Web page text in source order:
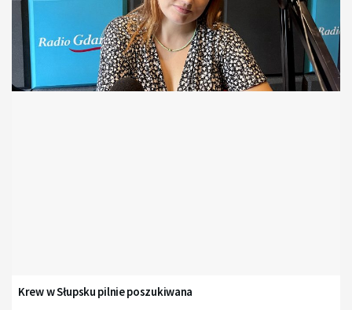
Krew w Słupsku pilnie poszukiwana